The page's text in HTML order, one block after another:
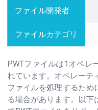
ファイル開発者
ファイルカテゴリ
PWTファイルは1オペレ
れています。オペレーテ
ファイルを処理するため
る場合があります。以下